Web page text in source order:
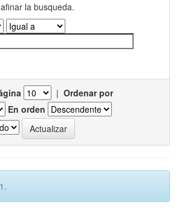
la busqueda.
| Ordenar por
En orden